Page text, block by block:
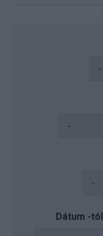
Dátum -tól